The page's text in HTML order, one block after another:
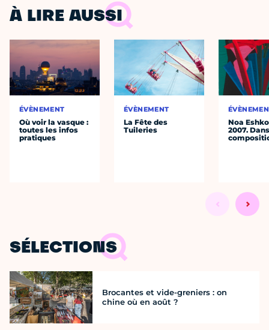
À LIRE AUSSI
ÉVÈNEMENT
Où voir la vasque :
toutes les infos
pratiques
ÉVÈNEMENT
La Fête des
Tuileries
Noa
2007.
SÉLECTIONS
Brocantes et vide-greniers : on
chine où en août ?